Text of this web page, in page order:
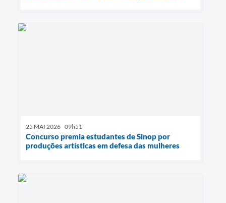
25 MAI 2026 - 09h51
Concurso premia estudantes de Sinop por
produções artísticas em defesa das mulheres